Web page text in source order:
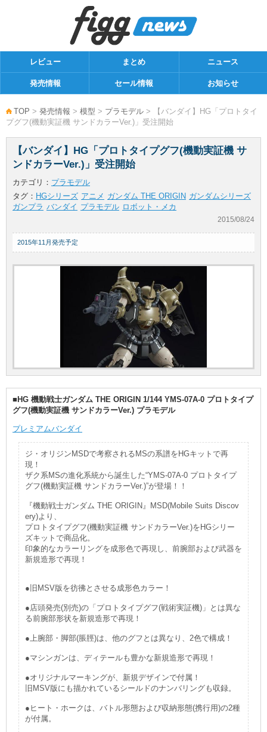
レビュー まとめ ニュース
発売情報 セール情報 お知らせ
TOP > 発売情報 > 模型 > プラモデル > 【バンダイ】HG「プロトタイ
プグフ(機動実証機 サンドカラーVer.)」受注開始
【バンダイ】HG「プロトタイプグフ(機動実証機 サ
ンドカラーVer.)」受注開始
カテゴリ： プラモデル
タグ： HGシリーズ アニメ ガンダム THE ORIGIN ガンダムシリーズ
ガンプラ バンダイ プラモデル ロボット・メカ
2015/08/24
2015年11月発売予定
■HG 機動戦士ガンダム THE ORIGIN 1/144 YMS-07A-0 プロトタイプ
グフ(機動実証機 サンドカラーVer.) プラモデル
プレミアムバンダイ
ジ・オリジンMSDで考察されるMSの系譜をHGキットで再
現！
ザク系MSの進化系統から誕生した“YMS-07A-0 プロトタイプ
グフ(機動実証機 サンドカラーVer.)”が登場！！
『機動戦士ガンダム THE ORIGIN』MSD(Mobile Suits Discov
ery)より、
プロトタイプグフ(機動実証機 サンドカラーVer.)をHGシリー
ズキットで商品化。
印象的なカラーリングを成形色で再現し、前腕部および武器を
新規造形で再現！
●旧MSV版を彷彿とさせる成形色カラー！
●店頭発売(別売)の「プロトタイプグフ(戦術実証機)」とは異な
る前腕部形状を新規造形で再現！
●上腕部・脚部(脹脛)は、他のグフとは異なり、2色で構成！
●マシンガンは、ディテールも豊かな新規造形で再現！
●オリジナルマーキングが、新規デザインで付属！
旧MSV版にも描かれているシールドのナンバリングも収録。
●ヒート・ホークは、バトル形態および収納形態(携行用)の2種
が付属。